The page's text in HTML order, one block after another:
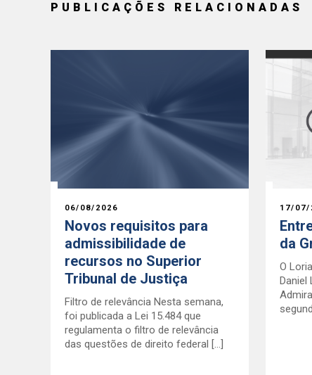
PUBLICAÇÕES RELACIONADAS
06/08/2026
Novos requisitos para
admissibilidade de
recursos no Superior
Tribunal de Justiça
Filtro de relevância Nesta semana,
foi publicada a Lei 15.484 que
regulamenta o filtro de relevância
das questões de direito federal […]
17/07/
da
O
Daniel